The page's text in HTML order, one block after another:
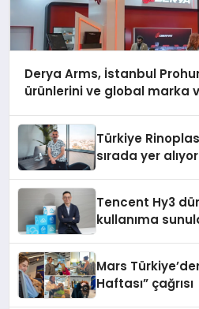
Derya Arms, İstanbul
ürünlerini ve global marka
Türkiye
sırada yer alıyor
Tencent Hy3
kullanıma
Mars
Haftası” çağrısı